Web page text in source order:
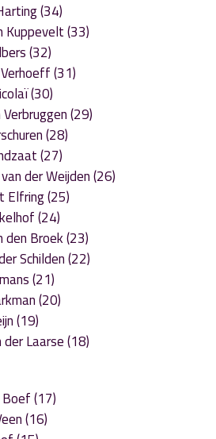
(34)
(33)
(32)
(31)
(30)
(29)
(28)
(27)
der Weijden (26)
(25)
(24)
Broek (23)
Schilden (22)
(21)
(20)
(19)
Laarse (18)
(17)
(16)